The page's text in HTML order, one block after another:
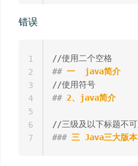
错误
## 一  java简介
## 2、java简介
### 三 Java三大版本
1
2
3
4
5
6
7